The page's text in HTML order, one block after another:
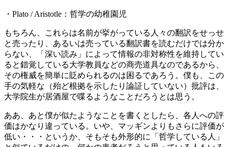
・Plato / Aristotle：哲学の幼稚園児
もちろん、これらは名前が挙がっている人々の翻訳をせっせ
と売ったり、あるいは売っている翻訳書を読むだけでは分か
らない、「深い読み」によって情報の非対称性を維持してい
ると錯覚している大学教員などの商売道具なのであるから、
その権威を簡単に貶められるのは困るであろう。僕も、この
手の気軽な（殆ど根拠を示したり論証していない）批評は、
大学院生が居酒屋で喋るようなことだろうとは思う。
ああ、あと僕が似たようなことを書くとしたら、各人への評
価はかなり違っている。いや、マッギンよりもさらに評価が
低い・・・というか、そもそも外形的に「哲学している人」